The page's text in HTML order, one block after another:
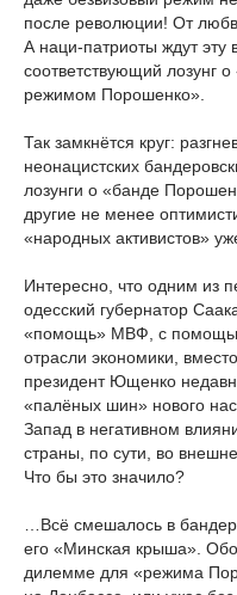
после революции! От
А наци-патриоты ждут эту
соответствующий лозунг
режимом Порошенко».
Так замкнётся круг:
неонацистских
лозунги о «банде
другие не менее
«народных активистов»
Интересно, что одним из
одесский губернатор
«помощь» МВФ, с
отрасли экономики,
президент Ющенко
«палёных шин» нового
Запад в негативном
страны, по сути, во
Что бы это значило?
…Всё смешалось в
его «Минская крыша».
дилемме для «режима